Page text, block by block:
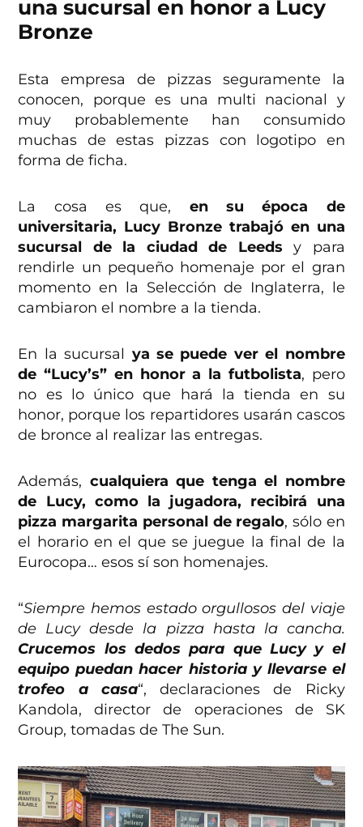
una sucursal en honor a Lucy
Bronze
Esta empresa de pizzas seguramente la
conocen, porque es una multi nacional y
muy probablemente han consumido
muchas de estas pizzas con logotipo en
forma de ficha.
La cosa es que, en su época de
universitaria, Lucy Bronze trabajó en una
sucursal de la ciudad de Leeds y para
rendirle un pequeño homenaje por el gran
momento en la Selección de Inglaterra, le
cambiaron el nombre a la tienda.
En la sucursal ya se puede ver el nombre
de “Lucy’s” en honor a la futbolista, pero
no es lo único que hará la tienda en su
honor, porque los repartidores usarán cascos
de bronce al realizar las entregas.
Además, cualquiera que tenga el nombre
de Lucy, como la jugadora, recibirá una
pizza margarita personal de regalo, sólo en
el horario en el que se juegue la final de la
Eurocopa… esos sí son homenajes.
“Siempre hemos estado orgullosos del viaje
de Lucy desde la pizza hasta la cancha.
Crucemos los dedos para que Lucy y el
equipo puedan hacer historia y llevarse el
trofeo a casa“, declaraciones de Ricky
Kandola, director de operaciones de SK
Group, tomadas de The Sun.